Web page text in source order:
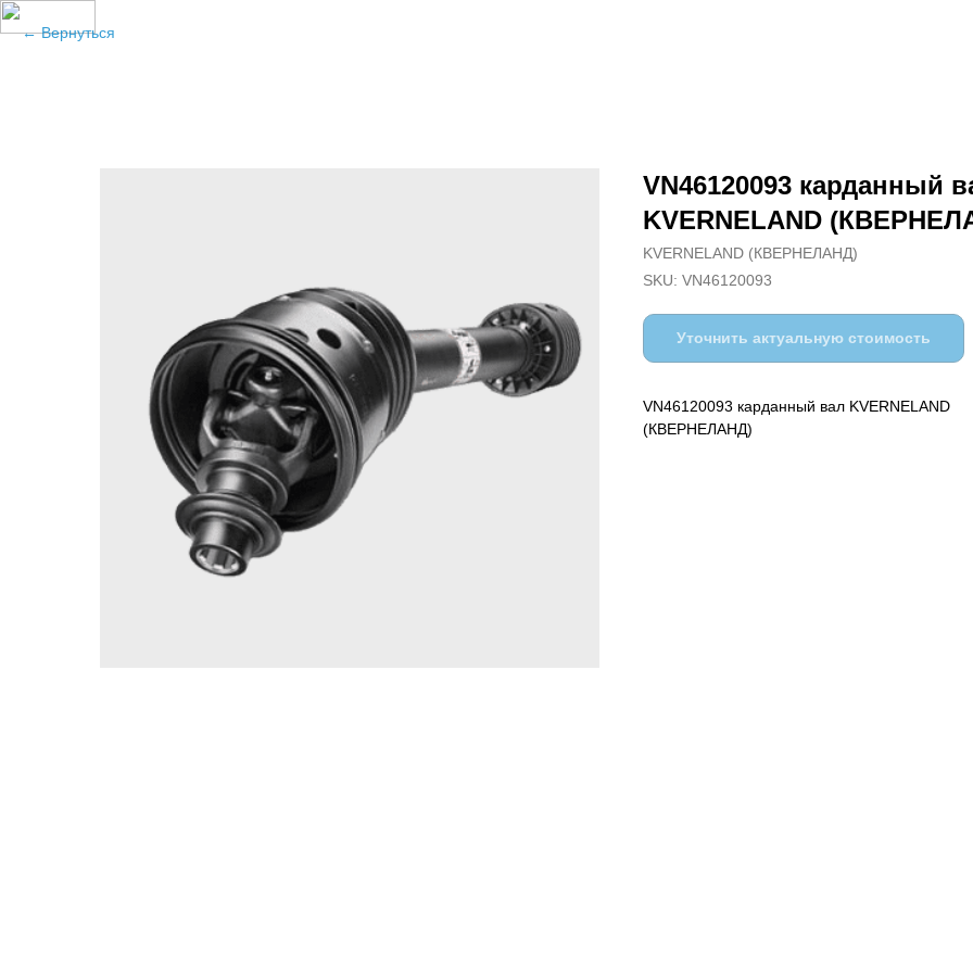
Вернуться
VN46120093 карданный
KVERNELAND
KVERNELAND (КВЕРНЕЛАНД)
SKU: VN46120093
Уточнить актуальную стоимость
VN46120093 карданный вал KVERNELAND
(КВЕРНЕЛАНД)